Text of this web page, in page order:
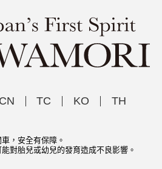
CN TC KO TH
，安全有保障。
對胎兒或幼兒的發育造成不良影響。